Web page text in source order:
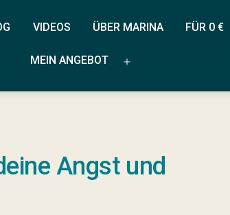
VIDEOS ÜBER MARINA FÜR 0 €
MEIN ANGEBOT
Menü
öffnen
Angst und